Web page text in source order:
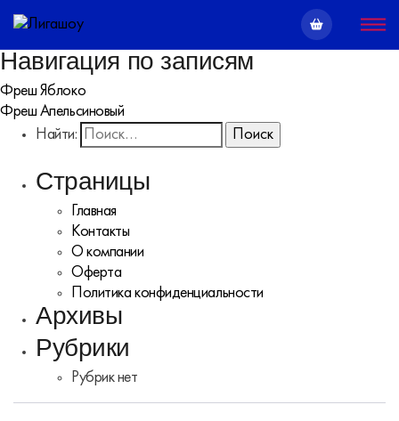
Навигация по записям
Фреш Яблоко
Фреш Апельсиновый
Найти:
Страницы
Главная
Контакты
О компании
Оферта
Политика конфиденциальности
Архивы
Рубрики
Рубрик нет